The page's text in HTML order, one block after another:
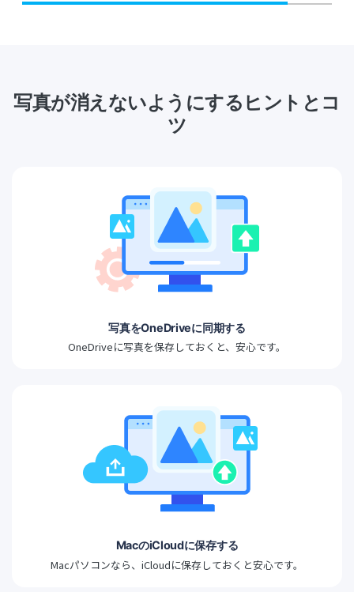
写真が消えないようにするヒントとコ
ツ
写真をOneDriveに同期する
OneDriveに写真を保存しておくと、安心です。
MacのiCloudに保存する
Macパソコンなら、iCloudに保存しておくと安心です。